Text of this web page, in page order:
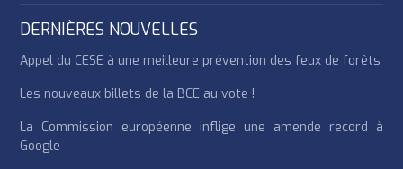
DERNIÈRES NOUVELLES
Appel du CESE à une meilleure prévention des feux de forêts
Les nouveaux billets de la BCE au vote !
La Commission européenne inflige une amende record à
Google